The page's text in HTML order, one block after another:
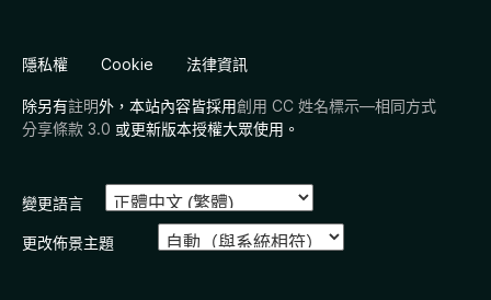
隱私權 Cookie 法律資訊
除另有註明外，本站內容皆採用創用 CC 姓名標示—相同方式
分享條款 3.0 或更新版本授權大眾使用。
變更語言
更改佈景主題